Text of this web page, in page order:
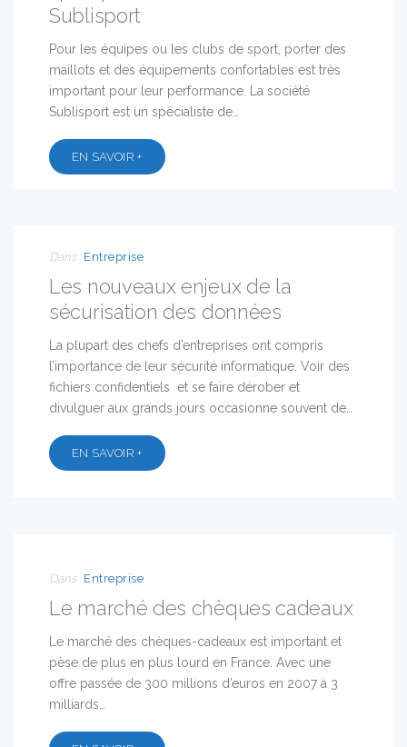
Sublisport
Pour les équipes ou les clubs de sport, porter des
maillots et des équipements confortables est très
important pour leur performance. La société
Sublisport est un spécialiste de…
EN SAVOIR +
Dans Entreprise
Les nouveaux enjeux de la
sécurisation des données
La plupart des chefs d’entreprises ont compris
l’importance de leur sécurité informatique. Voir des
fichiers confidentiels et se faire dérober et
divulguer aux grands jours occasionne souvent de…
EN SAVOIR +
Dans Entreprise
Le marché des chèques cadeaux
Le marché des chèques-cadeaux est important et
pèse de plus en plus lourd en France. Avec une
offre passée de 300 millions d’euros en 2007 à 3
milliards…